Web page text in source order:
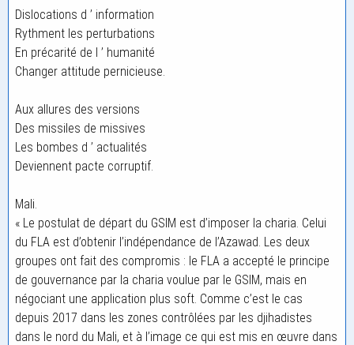
Dislocations d ’ information
Rythment les perturbations
En précarité de l ’ humanité
Changer attitude pernicieuse.
Aux allures des versions
Des missiles de missives
Les bombes d ’ actualités
Deviennent pacte corruptif.
Mali.
« Le postulat de départ du GSIM est d’imposer la charia. Celui
du FLA est d’obtenir l’indépendance de l’Azawad. Les deux
groupes ont fait des compromis : le FLA a accepté le principe
de gouvernance par la charia voulue par le GSIM, mais en
négociant une application plus soft. Comme c’est le cas
depuis 2017 dans les zones contrôlées par les djihadistes
dans le nord du Mali, et à l’image ce qui est mis en œuvre dans